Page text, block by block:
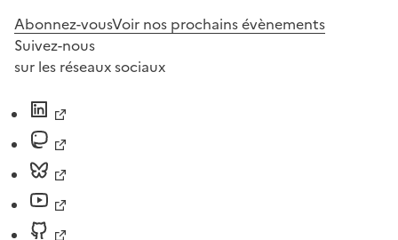
Abonnez-vousVoir nos prochains évènements
Suivez-nous
sur les réseaux sociaux